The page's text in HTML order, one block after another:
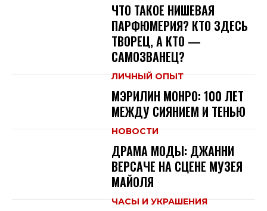
ЧТО ТАКОЕ НИШЕВАЯ
ПАРФЮМЕРИЯ? КТО ЗДЕСЬ
ТВОРЕЦ, А КТО —
САМОЗВАНЕЦ?
ЛИЧНЫЙ ОПЫТ
МЭРИЛИН МОНРО: 100 ЛЕТ
МЕЖДУ СИЯНИЕМ И ТЕНЬЮ
НОВОСТИ
ДРАМА МОДЫ: ДЖАННИ
ВЕРСАЧЕ НА СЦЕНЕ МУЗЕЯ
МАЙОЛЯ
ЧАСЫ И УКРАШЕНИЯ